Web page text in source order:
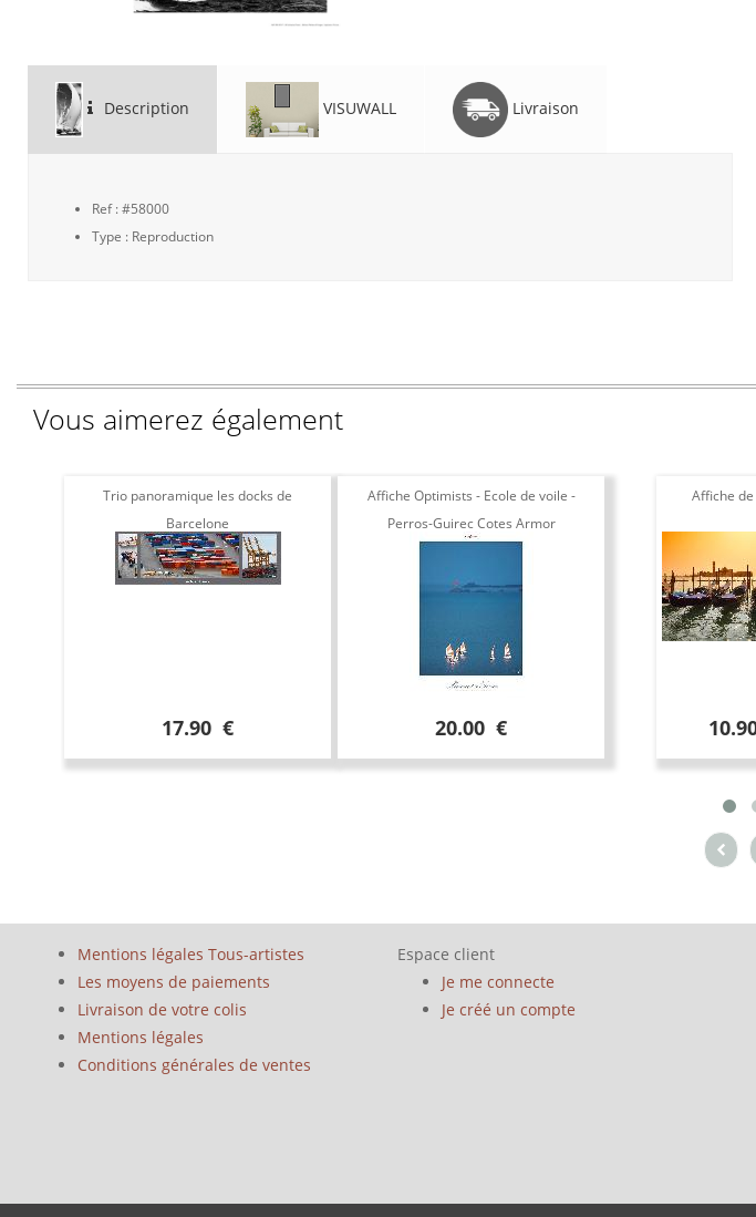
Description VISUWALL Livraison
Ref : #58000
Type : Reproduction
Vous aimerez également
Trio panoramique les docks de
Barcelone
17.90 €
Affiche Optimists - Ecole de voile -
Perros-Guirec Cotes Armor
20.00 €
Affiche de
Mentions légales Tous-artistes
Les moyens de paiements
Livraison de votre colis
Mentions légales
Conditions générales de ventes
Espace client
Je me connecte
Je créé un compte